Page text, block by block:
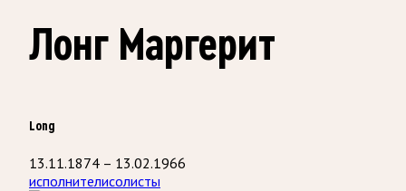
Лонг Маргерит
Long
13.11.1874 – 13.02.1966
исполнителисолисты